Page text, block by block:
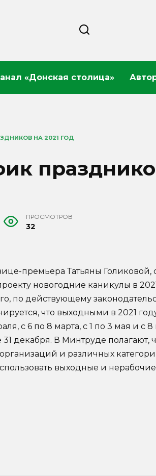
«Донская столица»
НА 2021 ГОД
ПРОСМОТРОВ
32
премьера Татьяны Голиковой,
новогодние каникулы в
по действующему
что выходными в 2021
с 6 по 8 марта, с 1 по 3 мая и с 8
декабря. В Минтруде полагают,
и различных
выходные и